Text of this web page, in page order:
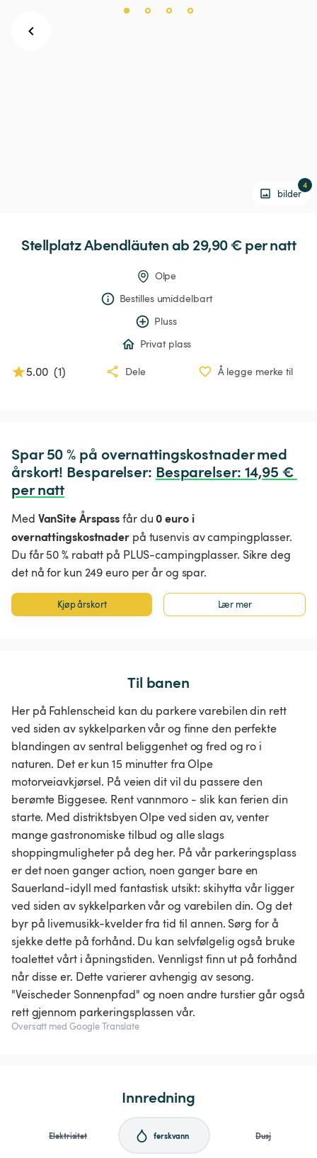
bilder
4
StellplatzAbendläuten ab 29,90 € per natt
Olpe
Bestilles umiddelbart
Pluss
Privat plass
5.00 (1) Dele Å legge merke til
Spar 50 % på overnattingskostnader med
årskort! Besparelser: Besparelser: 14,95 €
per natt
Med VanSite Årspassfår du0 euro i
overnattingskostnaderpå tusenvis av campingplasser.
Du får 50 % rabatt på PLUS-campingplasser. Sikre deg
det nå for kun 249 euro per år og spar.
Kjøp årskort Lær mer
Til banen
Her på Fahlenscheid kan du parkere varebilen din rett
ved siden av sykkelparken vår og finne den perfekte
blandingen av sentral beliggenhet og fred og ro i
naturen. Det er kun 15 minutter fra Olpe
motorveiavkjørsel. På veien dit vil du passere den
berømte Biggesee. Rent vannmoro - slik kan ferien din
starte. Med distriktsbyen Olpe ved siden av, venter
mange gastronomiske tilbud og alle slags
shoppingmuligheter på deg her. På vår parkeringsplass
er det noen ganger action, noen ganger bare en
Sauerland-idyll med fantastisk utsikt: skihytta vår ligger
ved siden av sykkelparken vår og varebilen din. Og det
byr på livemusikk-kvelder fra tid til annen. Sørg for å
sjekke dette på forhånd. Du kan selvfølgelig også bruke
toalettet vårt i åpningstiden. Vennligst finn ut på forhånd
når disse er. Dette varierer avhengig av sesong.
"Veischeder Sonnenpfad" og noen andre turstier går også
rett gjennom parkeringsplassen vår.
Oversatt med Google Translate
Innredning
Elektrisitet ferskvann Dusj